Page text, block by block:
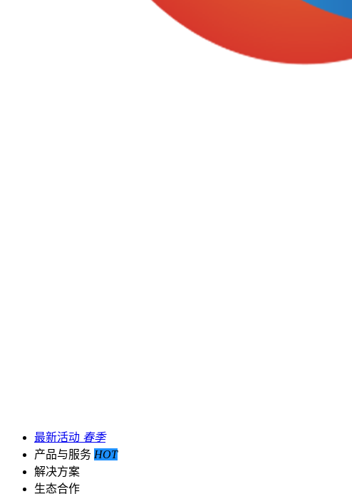
最新活动 春季
产品与服务 HOT
解决方案
生态合作